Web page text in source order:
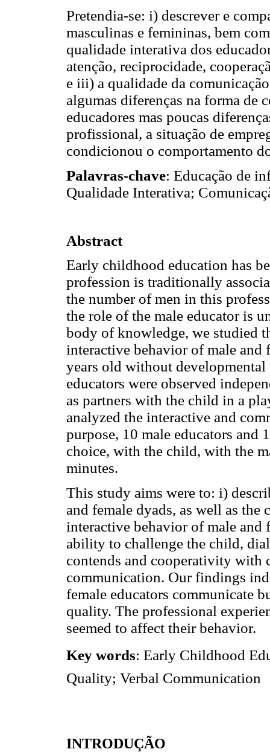
Pretendia-se: i) descrever e
masculinas e femininas, bem
qualidade interativa dos
atenção, reciprocidade,
e iii) a qualidade da
algumas diferenças na forma de
educadores mas poucas
profissional, a situação de
condicionou o comportamento
Palavras-chave: Educação de
Qualidade Interativa;
Abstract
Early childhood education has
profession is traditionally
the number of men in this
the role of the male educator is
body of knowledge, we studied
interactive behavior of male
years old without
educators were observed
as partners with the child in a
analyzed the interactive and
purpose, 10 male educators and
choice, with the child, with the
minutes.
This study aims were to: i)
and female dyads, as well as
interactive behavior of male and
ability to challenge the child,
contends and cooperativity
communication. Our findings
female educators communicate
quality. The professional
seemed to affect their behavior.
Key words: Early Childhood
Quality; Verbal Communication
INTRODUÇÃO